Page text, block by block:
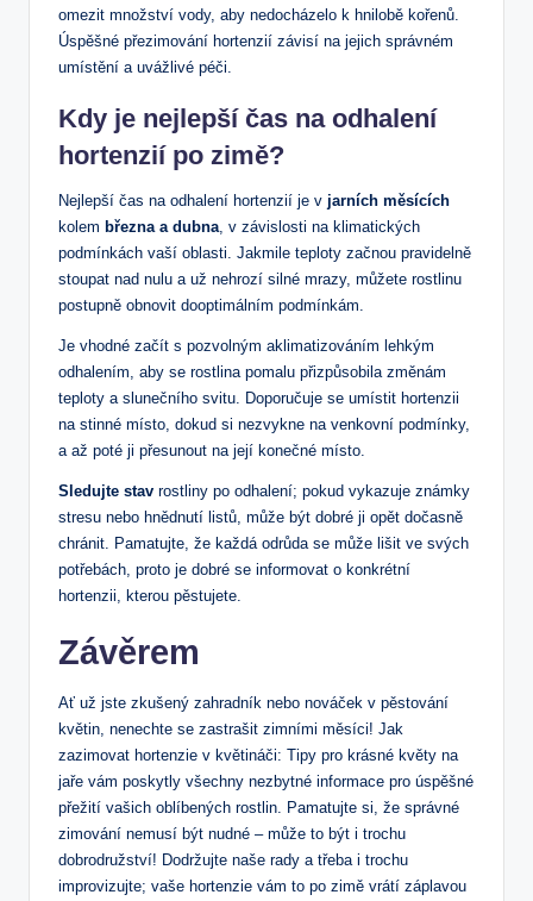
omezit množství‌ vody, aby ​nedocházelo⁣ k hnilobě kořenů.
Úspěšné přezimování hortenzií ‌závisí na jejich správném
umístění ​a uvážlivé⁢ péči.
Kdy⁣ je ⁣nejlepší čas na odhalení
hortenzií⁢ po zimě?
Nejlepší čas na​ odhalení hortenzií ⁣je v jarních měsících
kolem března a dubna, v‌ závislosti na‌ klimatických
podmínkách ‍vaší oblasti. ⁣Jakmile teploty začnou pravidelně
stoupat nad ⁣nulu a už nehrozí ⁢silné mrazy, můžete rostlinu
postupně ⁢obnovit dooptimálním podmínkám.
Je vhodné začít s pozvolným aklimatizováním lehkým
odhalením, aby se rostlina pomalu přizpůsobila změnám
teploty a ‍slunečního⁢ svitu. Doporučuje ‌se umístit hortenzii
⁢na⁤ stinné ⁤místo, dokud si ‍nezvykne⁣ na venkovní podmínky,
a až⁣ poté⁤ ji‌ přesunout‍ na její konečné místo.
Sledujte stav rostliny po odhalení; pokud vykazuje známky‍
stresu nebo ⁤hnědnutí listů, může být dobré ji opět ‍dočasně ​
chránit. Pamatujte, ‌že ​každá​ odrůda⁢ se může lišit ⁣ve ‍svých
potřebách, proto je dobré se informovat o konkrétní
hortenzii, kterou pěstujete.
Závěrem
Ať už jste zkušený zahradník nebo nováček⁣ v ⁢pěstování
květin,⁤ nenechte‍ se zastrašit ​zimními‌ měsíci! Jak
zazimovat⁣ hortenzie v květináči: ​Tipy pro krásné květy na
jaře vám poskytly všechny nezbytné ‍informace ‍pro úspěšné
‌přežití vašich oblíbených⁣ rostlin. Pamatujte si, ⁣že správné
zimování‌ nemusí být nudné – může to být i trochu
dobrodružství! Dodržujte naše rady‍ a třeba i trochu
improvizujte; vaše​ hortenzie ⁤vám‌ to po zimě⁤ vrátí záplavou ​